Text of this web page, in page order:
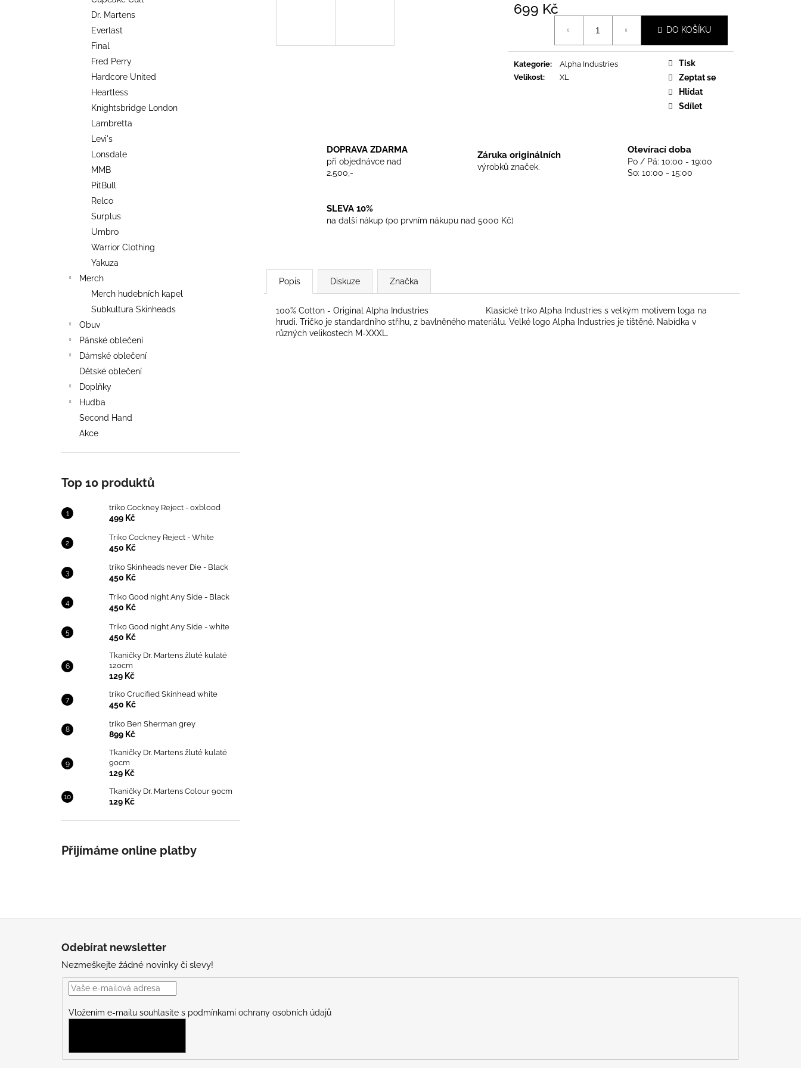
Dr. Martens
Everlast
Final
Fred Perry
Hardcore United
Heartless
Knightsbridge London
Lambretta
Levi's
Lonsdale
MMB
PitBull
Relco
Surplus
Umbro
Warrior Clothing
Yakuza
Merch
Merch hudebních kapel
Subkultura Skinheads
Obuv
Pánské oblečení
Dámské oblečení
Dětské oblečení
Doplňky
Hudba
Second Hand
Akce
Top 10 produktů
triko Cockney Reject - oxblood
499 Kč
Triko Cockney Reject - White
450 Kč
triko Skinheads never Die - Black
450 Kč
Triko Good night Any Side - Black
450 Kč
Triko Good night Any Side - white
450 Kč
Tkaničky Dr. Martens žluté kulaté
120cm
129 Kč
triko Crucified Skinhead white
450 Kč
triko Ben Sherman grey
899 Kč
Tkaničky Dr. Martens žluté kulaté
90cm
129 Kč
Tkaničky Dr. Martens Colour 90cm
129 Kč
Přijímáme online platby
699 Kč
DO KOŠÍKU
Kategorie:
Alpha Industries
Velikost: XL
Tisk
Zeptat se
Hlídat
Sdílet
DOPRAVA ZDARMA
při objednávce nad
2.500,-
Záruka originálních
výrobků značek.
Otevírací doba
Po / Pá: 10:00 - 19:00
So: 10:00 - 15:00
SLEVA 10%
na další nákup (po prvním nákupu nad 5000 Kč)
Popis Diskuze Značka
100% Cotton - Original Alpha Industries Klasické triko Alpha Industries s velkým motivem loga na
hrudi. Tričko je standardního střihu, z bavlněného materiálu. Velké logo Alpha Industries je tištěné. Nabídka v
různých velikostech M-XXXL.
TRIKO COCKNEY REJECT - OXBLOOD
499 Kč
TRIKO SKINHEADS NEVER DIE - BLACK
Odebírat newsletter
Nezmeškejte žádné novinky či slevy!
Vložením e-mailu souhlasíte s podmínkami ochrany osobních údajů